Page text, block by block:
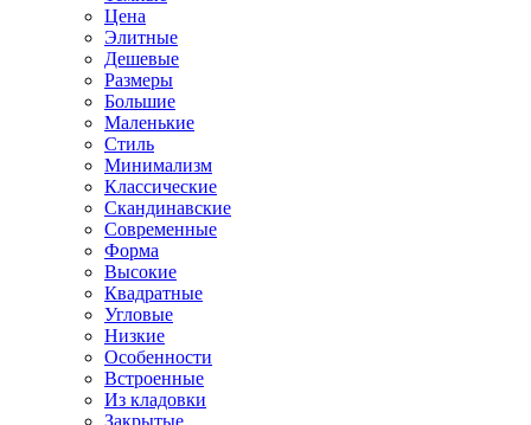
Цена
Элитные
Дешевые
Размеры
Большие
Маленькие
Стиль
Минимализм
Классические
Скандинавские
Современные
Форма
Высокие
Квадратные
Угловые
Низкие
Особенности
Встроенные
Из кладовки
Закрытые